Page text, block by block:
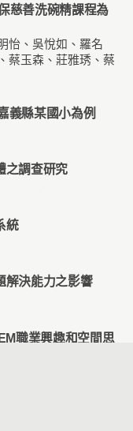
慈善洗碗精課程為
怡、吳悅如、羅名
蔡玉森、莊雅琇、蔡
義縣某國小為例
之調查研究
統
解決能力之影響
職業興趣和空間思